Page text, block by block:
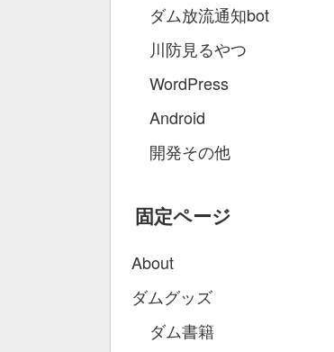
ダム放流通知bot
川防見るやつ
WordPress
Android
開発その他
固定ページ
About
ダムグッズ
ダム書籍